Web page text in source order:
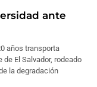
ante
años transporta
El Salvador, rodeado
la degradación